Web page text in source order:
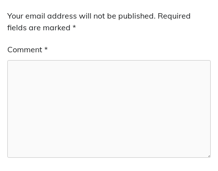
Your email address will not be published. Required
fields are marked *
Comment *